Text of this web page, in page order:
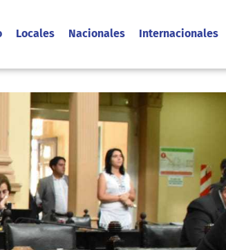
Locales Nacionales Internacionales